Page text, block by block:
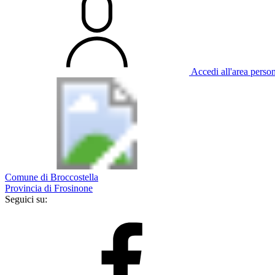
Accedi all'area
Comune di Broccostella
Provincia di Frosinone
Seguici su: